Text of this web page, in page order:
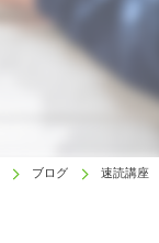
ブログ 速読講座